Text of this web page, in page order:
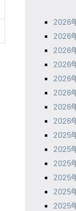
2026
2026
2026
2026
2026
2026
2026
2026
2025
2025
2025
2025
2025
2025